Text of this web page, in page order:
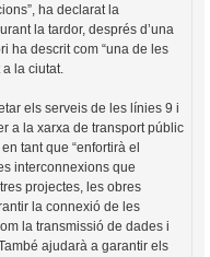
ha declarat la
la tardor, després d’una
ha descrit com “una de les
a la ciutat.
els serveis de les línies 9 i
a la xarxa de transport públic
tant que “enfortirà el
interconnexions que
projectes, les obres
la connexió de les
la transmissió de dades i
ajudarà a garantir els